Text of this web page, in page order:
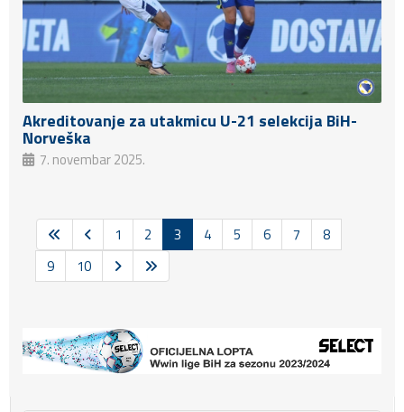
Akreditovanje za utakmicu U-21 selekcija BiH-
Norveška
7. novembar 2025.
1 2 3 4 5 6 7
8
9
10